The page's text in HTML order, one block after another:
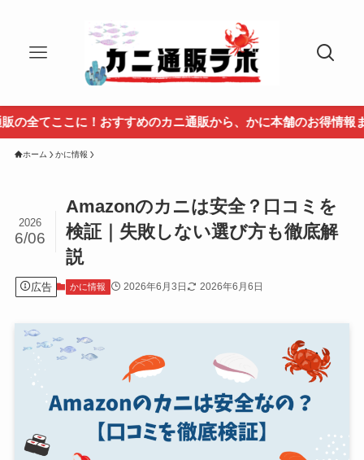
！おすすめのカニ通販から、かに本舗のお得情報まで盛りだく
ホーム かに情報
Amazonのカニは安全？口コミを
検証｜失敗しない選び方も徹底解
説
2026
6/06
広告 かに情報 2026年6月3日 2026年6月6日